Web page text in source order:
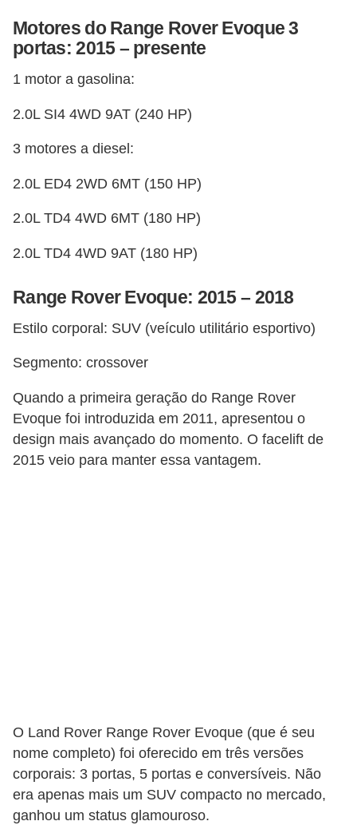
Motores do Range Rover Evoque 3
portas: 2015 – presente
1 motor a gasolina:
2.0L SI4 4WD 9AT (240 HP)
3 motores a diesel:
2.0L ED4 2WD 6MT (150 HP)
2.0L TD4 4WD 6MT (180 HP)
2.0L TD4 4WD 9AT (180 HP)
Range Rover Evoque: 2015 – 2018
Estilo corporal: SUV (veículo utilitário esportivo)
Segmento: crossover
Quando a primeira geração do Range Rover
Evoque foi introduzida em 2011, apresentou o
design mais avançado do momento. O facelift de
2015 veio para manter essa vantagem.
O Land Rover Range Rover Evoque (que é seu
nome completo) foi oferecido em três versões
corporais: 3 portas, 5 portas e conversíveis. Não
era apenas mais um SUV compacto no mercado,
ganhou um status glamouroso.